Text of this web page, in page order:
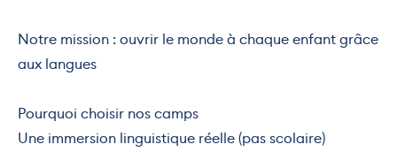
Notre mission : ouvrir le monde à chaque enfant grâce
aux langues
Pourquoi choisir nos camps
Une immersion linguistique réelle (pas scolaire)